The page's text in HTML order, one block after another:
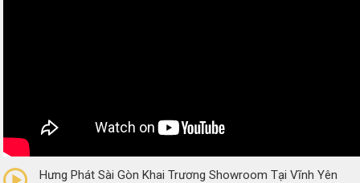
(0 Reviews)
Hưng Phát Sài Gòn Khai Trương Showroom Tại Vĩnh Yên